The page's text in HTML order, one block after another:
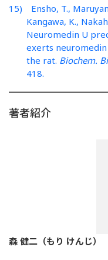
15) Ensho, T.,
Kangawa, K.,
Neuromedin U
exerts
the rat. Biochem.
418.
著者紹介
森 健二（もり けんじ）